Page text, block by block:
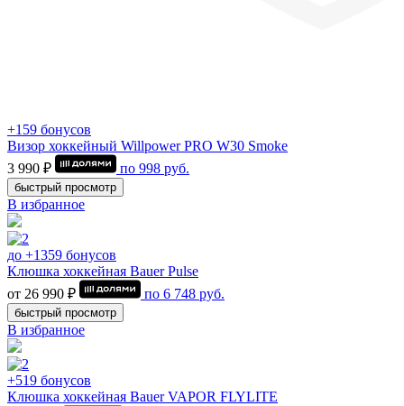
+159 бонусов
Визор хоккейный Willpower PRO W30 Smoke
3 990 ₽
по 998 руб.
быстрый просмотр
В избранное
до +1359 бонусов
Клюшка хоккейная Bauer Pulse
от 26 990 ₽
по 6 748 руб.
быстрый просмотр
В избранное
+519 бонусов
Клюшка хоккейная Bauer VAPOR FLYLITE